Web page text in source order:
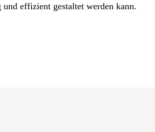
effizient gestaltet werden kann.